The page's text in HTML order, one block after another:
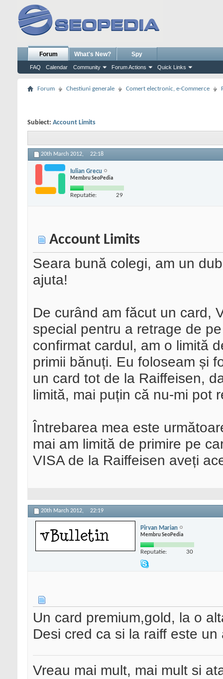
Forum
FAQ Calendar Community Forum Actions Quick Links
What's New? Spy
Forum Chestiuni generale Comert electronic, e-Commerce
Subiect: Account Limits
20th March 2012, 22:18
Iulian Grecu
Membru SeoPedia
Reputatie: 29
Account Limits
Seara bună colegi, am un
ajuta!
De curând am făcut un card,
special pentru a retrage de
confirmat cardul, am o limită
primii bănuți. Eu foloseam și
un card tot de la Raiffeisen,
limită, mai puțin că nu-mi pot
Întrebarea mea este
mai am limită de primire pe
VISA de la Raiffeisen aveți
20th March 2012, 22:19
Pîrvan Marian
Membru SeoPedia
Reputatie: 30
Un card premium,gold, la o
Desi cred ca si la raiff este
Vreau mai mult, mai mult si